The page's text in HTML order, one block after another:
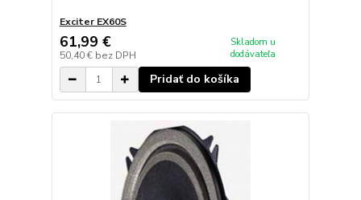
Exciter EX60S
61,99 €
50,40 € bez DPH
Skladom u
dodávateľa
Pridať do košíka